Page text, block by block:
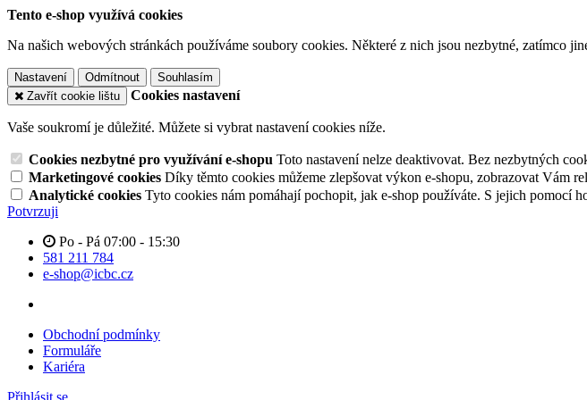
Tento e-shop využívá cookies
Na našich webových stránkách používáme soubory cookies. Některé z nich jsou nezbytné, zatímco
Nastavení Odmítnout
Souhlasím
Zavřít cookie lištu
Cookies nastavení
Vaše soukromí je důležité. Můžete si vybrat nastavení cookies níže.
Cookies nezbytné pro využívání e-shopu Toto nastavení nelze deaktivovat. Bez nezbytných
Marketingové cookies Díky těmto cookies můžeme zlepšovat výkon e-shopu, zobrazovat Vám
Analytické cookies Tyto cookies nám pomáhají pochopit, jak e-shop používáte. S jejich pomocí
Potvrzuji
Po - Pá 07:00 - 15:30
581 211 784
e-shop@icbc.cz
Obchodní podmínky
Formuláře
Kariéra
Přihlásit se